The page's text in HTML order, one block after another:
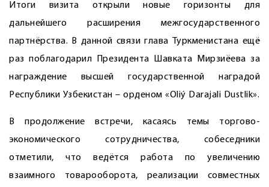
Итоги визита открыли новые горизонты для
дальнейшего расширения межгосударственного
партнёрства. В данной связи глава Туркменистана ещё
раз поблагодарил Президента Шавката Мирзиёева за
награждение высшей государственной наградой
Республики Узбекистан – орденом «Oliý Darajali Dustlik».
В продолжение встречи, касаясь темы торгово-
экономического сотрудничества, собеседники
отметили, что ведётся работа по увеличению
взаимного товарооборота, реализации совместных